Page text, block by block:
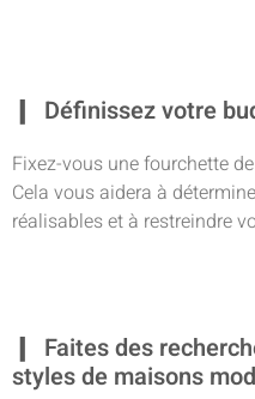
Définissez votre
Fixez-vous une fourchette de
Cela vous aidera à
réalisables et à restreindre
Faites des
styles de maisons